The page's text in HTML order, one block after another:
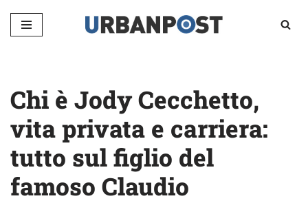
Vai
Chi è Jody Cecchetto,
vita privata e carriera:
tutto sul figlio del
famoso Claudio